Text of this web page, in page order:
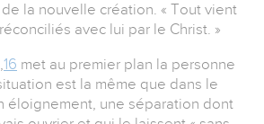
la nouvelle création. « Tout vient
avec lui par le Christ. »
,16 met au premier plan la personne
est la même que dans le
éloignement, une séparation dont